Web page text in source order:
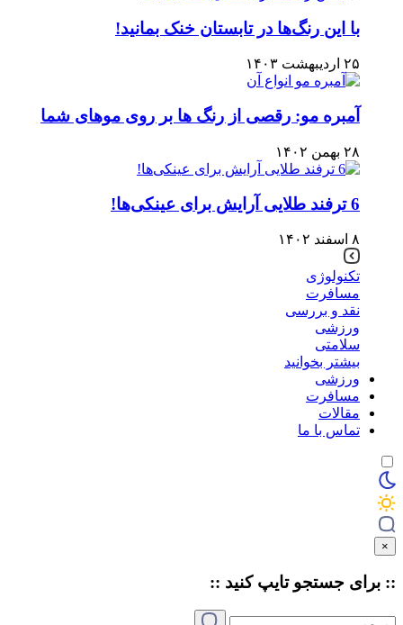
با این رنگ‌ها در تابستان خنک بمانید!
۲۵ اردیبهشت ۱۴۰۳
آمبره مو: رقصی از رنگ ها بر روی موهای شما
۲۸ بهمن ۱۴۰۲
6 ترفند طلایی آرایش برای عینکی‌ها!
۸ اسفند ۱۴۰۲
تکنولوژی
مسافرت
نقد و بررسی
ورزشی
سلامتی
بیشتر بخوانید
ورزشی
مسافرت
مقالات
تماس با ما
×
:: برای جستجو تایپکنید ::